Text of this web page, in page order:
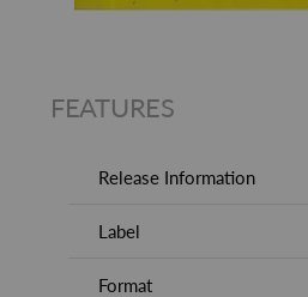
FEATURES
Release Information
Label
Format